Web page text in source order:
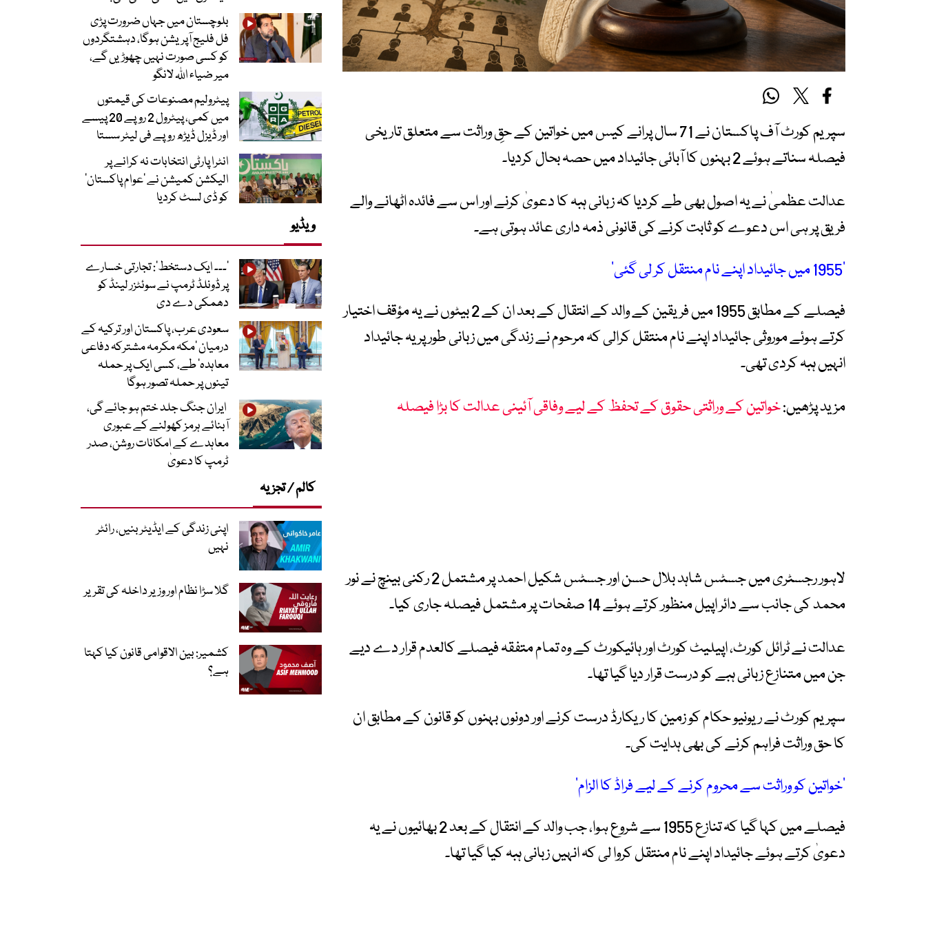
سپریم کورٹ آف پاکستان نے 71 سال پرانے کیس میں خواتین کے حقِ وراثت سے متعلق تاریخی
فیصلہ سناتے ہوئے 2 بہنوں کا آبائی جائیداد میں حصہ بحال کردیا۔
عدالت عظمیٰ نے یہ اصول بھی طے کردیا کہ زبانی ہبہ کا دعویٰ کرنے اور اس سے فائدہ اٹھانے والے
فریق پر ہی اس دعوے کو ثابت کرنے کی قانونی ذمہ داری عائد ہوتی ہے۔
’1955 میں جائیداد اپنے نام منتقل کر لی گئی‘
فیصلے کے مطابق 1955 میں فریقین کے والد کے انتقال کے بعد ان کے 2 بیٹوں نے یہ مؤقف اختیار
کرتے ہوئے موروثی جائیداد اپنے نام منتقل کرالی کہ مرحوم نے زندگی میں زبانی طور پر یہ جائیداد
انہیں ہبہ کردی تھی۔
مزید پڑھیں:خواتین کے وراثتی حقوق کے تحفظ کے لیے وفاقی آئینی عدالت کا بڑا فیصلہ
لاہور رجسٹری میں جسٹس شاہد بلال حسن اور جسٹس شکیل احمد پر مشتمل 2 رکنی بینچ نے نور
محمد کی جانب سے دائر اپیل منظور کرتے ہوئے 14 صفحات پر مشتمل فیصلہ جاری کیا۔
عدالت نے ٹرائل کورٹ، اپیلیٹ کورٹ اور ہائیکورٹ کے وہ تمام متفقہ فیصلے کالعدم قرار دے دیے
جن میں متنازع زبانی ہبے کو درست قرار دیا گیا تھا۔
سپریم کورٹ نے ریونیو حکام کو زمین کا ریکارڈ درست کرنے اور دونوں بہنوں کو قانون کے مطابق ان
کا حق وراثت فراہم کرنے کی بھی ہدایت کی۔
’خواتین کو وراثت سے محروم کرنے کے لیے فراڈ کا الزام‘
فیصلے میں کہا گیا کہ تنازع 1955 سے شروع ہوا، جب والد کے انتقال کے بعد 2 بھائیوں نے یہ
دعویٰ کرتے ہوئے جائیداد اپنے نام منتقل کروا لی کہ انہیں زبانی ہبہ کیا گیا تھا۔
بلوچستان میں جہاں ضرورت پڑی
فل فلیج آپریشن ہوگا، دہشتگردوں
کو کسی صورت نہیں چھوڑیں گے،
میر ضیاء اللہ لانگو
پیٹرولیم مصنوعات کی قیمتوں
میں کمی، پیٹرول 2 روپے 20 پیسے
اور ڈیزل ڈیڑھ روپے فی لیٹر سستا
انٹرا پارٹی انتخابات نہ کرانے پر
الیکشن کمیشن نے ’عوام پاکستان‘
کو ڈی لسٹ کردیا
ویڈیو
’۔۔۔ ایک دستخط‘: تجارتی خسارے
پر ڈونلڈ ٹرمپ نے سوئٹزر لینڈ کو
دھمکی دے دی
سعودی عرب، پاکستان اور ترکیہ کے
درمیان ’مکہ مکرمہ مشترکہ دفاعی
معاہدہ‘ طے، کسی ایک پر حملہ
تینوں پر حملہ تصور ہوگا
ایران جنگ جلد ختم ہو جائے گی،
آبنائے ہرمز کھولنے کے عبوری
معاہدے کے امکانات روشن، صدر
ٹرمپ کا دعویٰ
کالم / تجزیہ
اپنی زندگی کے ایڈیٹر بنیں، رائٹر
نہیں
گلا سڑا نظام اور وزیر داخلہ کی تقریر
کشمیر: بین الاقوامی قانون کیا کہتا
ہے؟